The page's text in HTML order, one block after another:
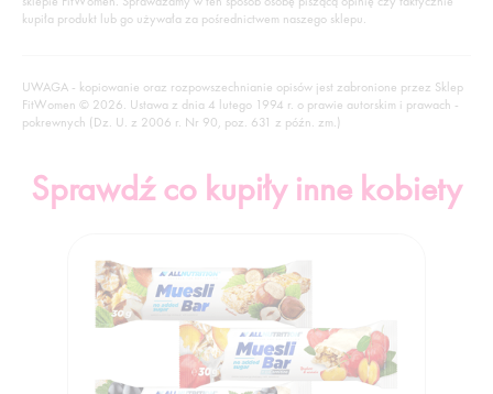
kupiła produkt lub go używała za pośrednictwem naszego sklepu.
UWAGA - kopiowanie oraz rozpowszechnianie opisów jest zabronione przez Sklep
FitWomen © 2026. Ustawa z dnia 4 lutego 1994 r. o prawie autorskim i prawach -
pokrewnych (Dz. U. z 2006 r. Nr 90, poz. 631 z późn. zm.)
Sprawdź co kupiły inne kobiety